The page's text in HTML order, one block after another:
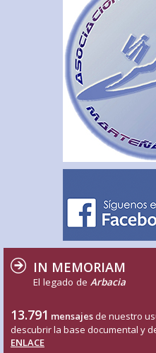
IN MEMORIAM
El legado de Arbacia
13.791 mensajes de nuestro
descubrir la base documental y
ENLACE